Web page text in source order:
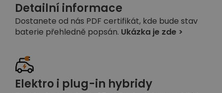
Detailní informace
Dostanete od nás PDF certifikát, kde bude stav
baterie přehledně popsán. Ukázka je zde >
Elektro i plug-in hybridy